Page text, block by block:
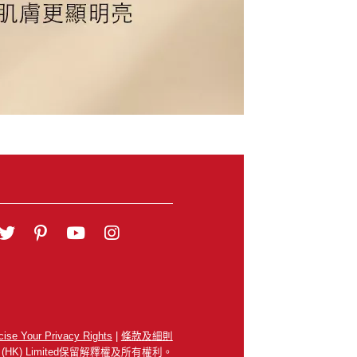
Your Privacy Rights
條款及細則
Limited保留解釋權及所有權利。